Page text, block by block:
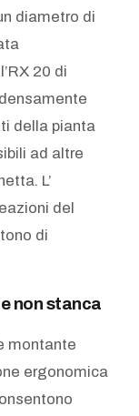
diametro di
20 di
della pianta
ad altre
L’
del
di
non stanca
montante
ergonomica